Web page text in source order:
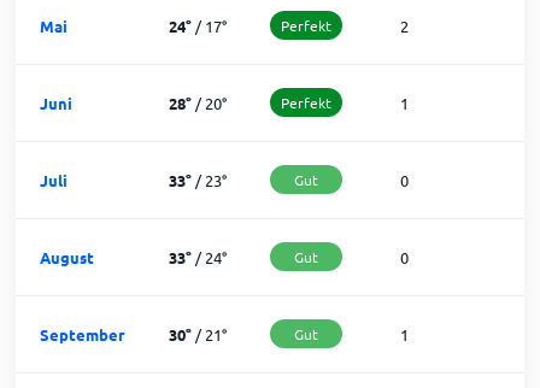
Mai 24°/17° Perfekt 2
Juni 28°/20° Perfekt 1
Juli 33°/23° Gut 0
August 33°/24° Gut 0
September 30°/21° Gut 1